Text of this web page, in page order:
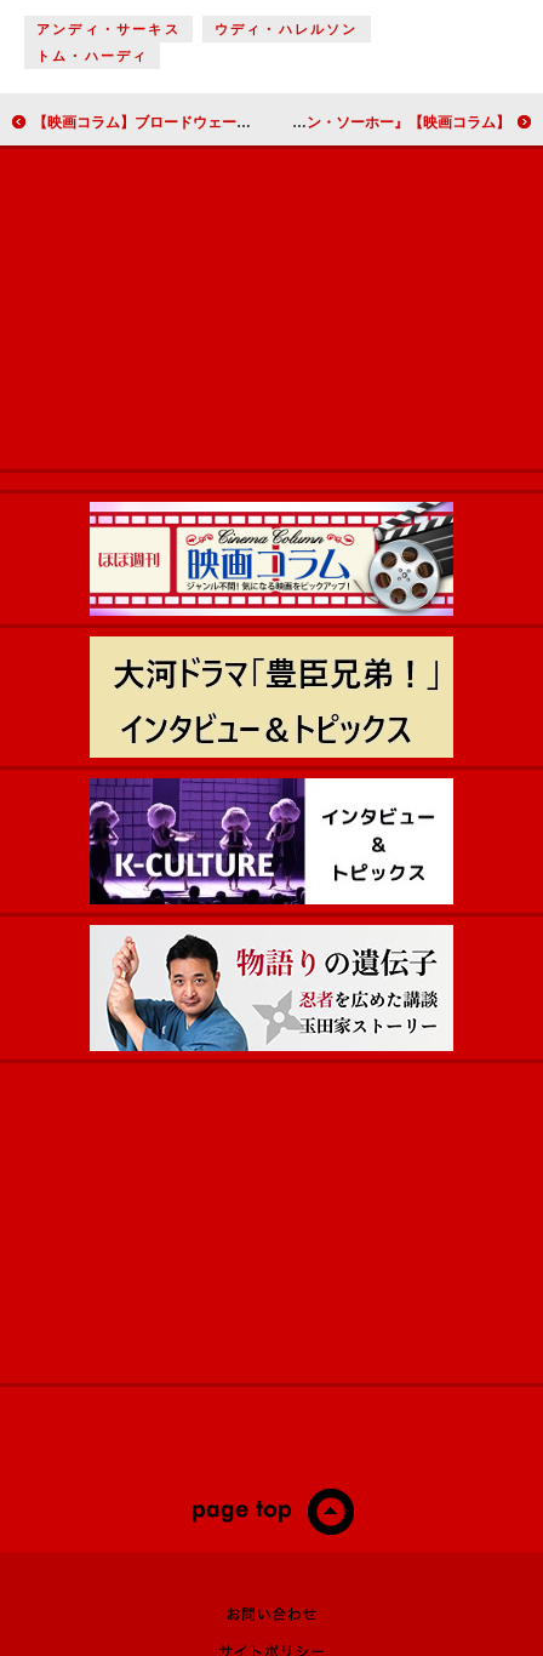
アンディ・サーキス
ウディ・ハレルソン
トム・ハーディ
【映画コラム】ブロードウェーのヒットミュージカルを映画化した『ディア・エヴァン・ハンセン』 【映画コラム】懐かしさと新しさが混在する摩訶不思議な世界が現出する『ラストナイト・イン・ソーホー』